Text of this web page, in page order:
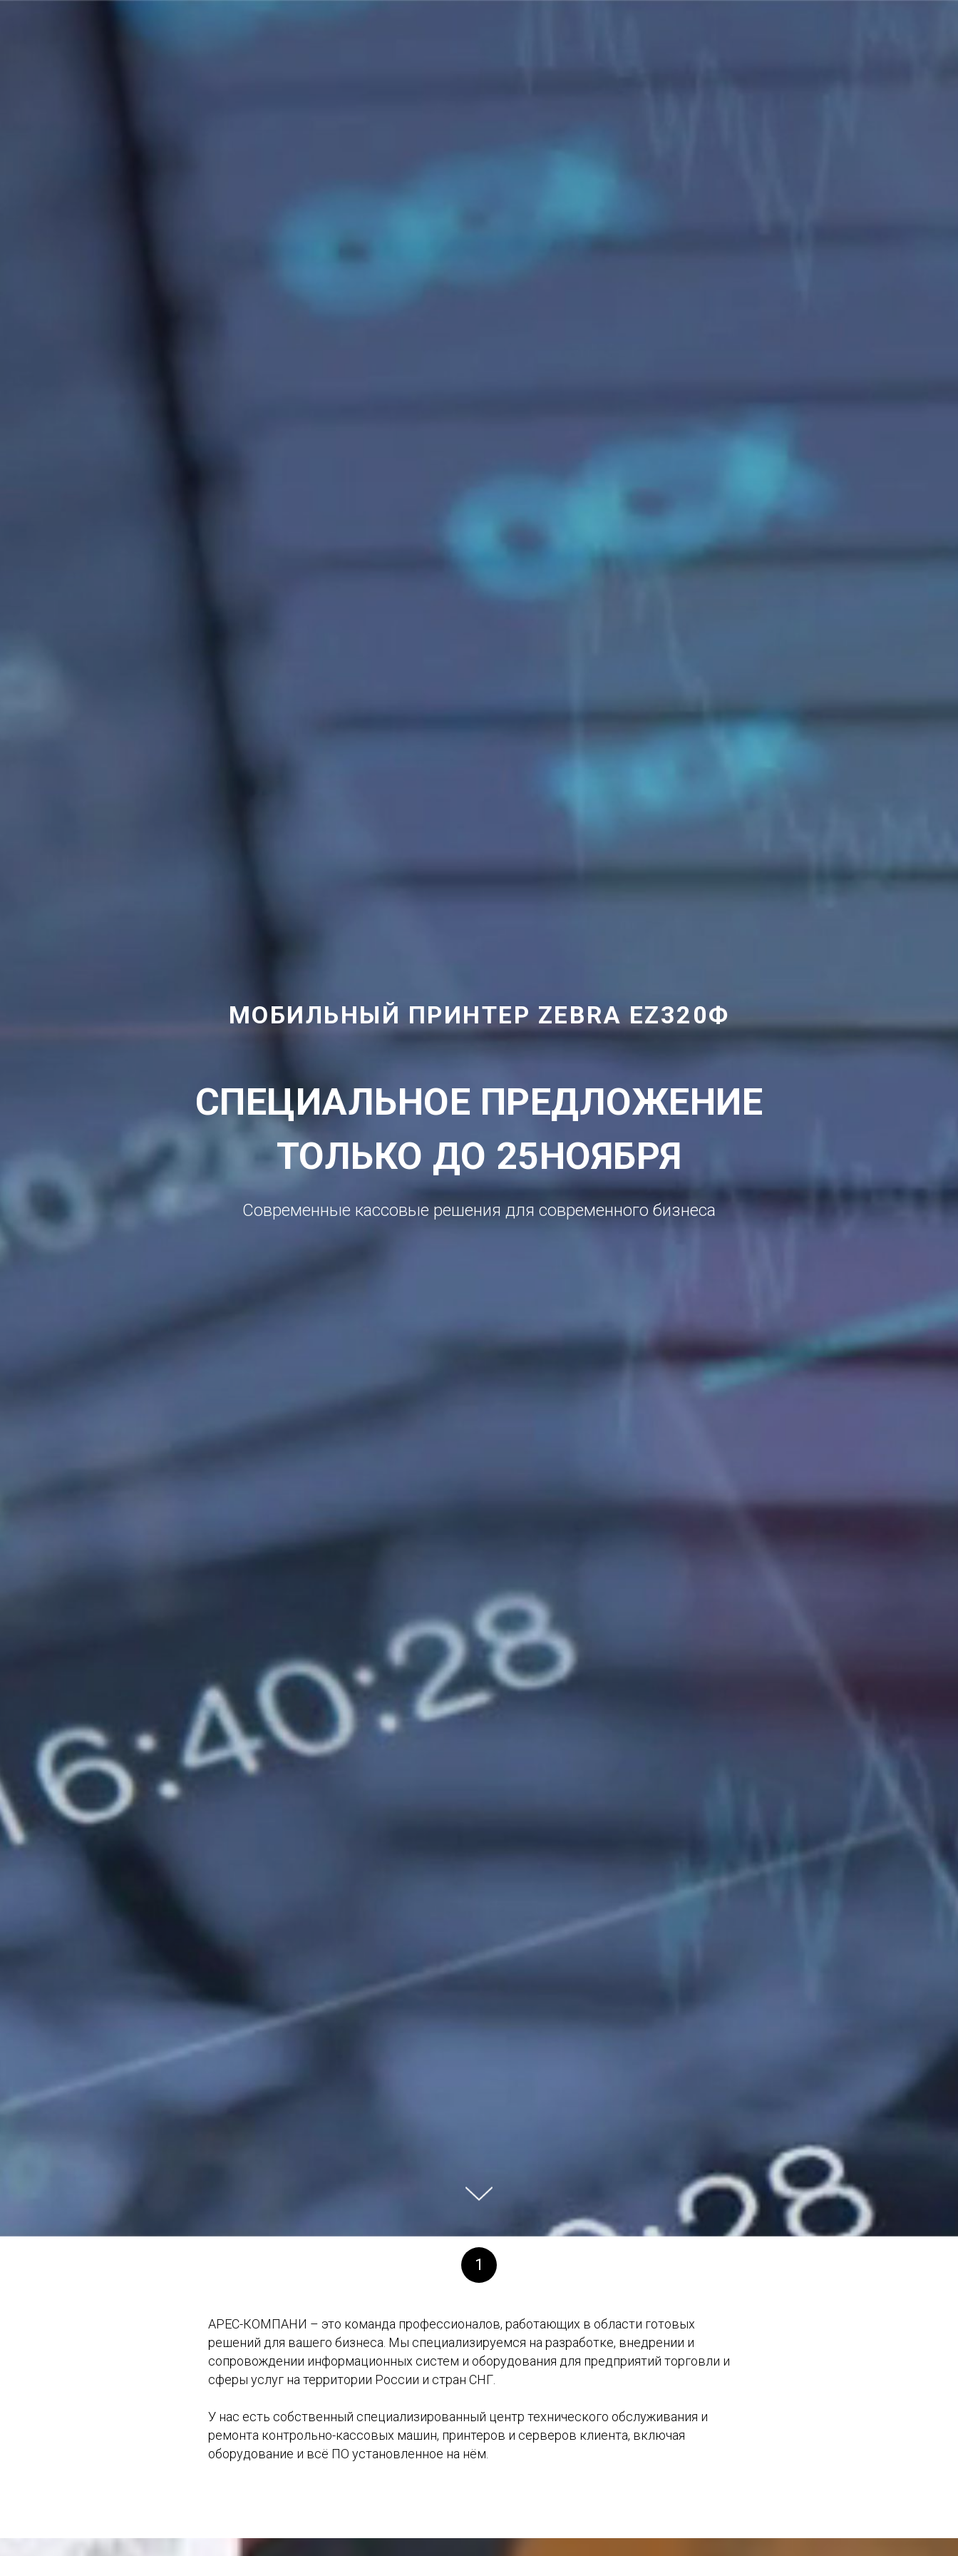
МОБИЛЬНЫЙ ПРИНТЕР ZEBRA EZ320Ф
СПЕЦИАЛЬНОЕ ПРЕДЛОЖЕНИЕ
ТОЛЬКО ДО 25НОЯБРЯ
Современные кассовые решения для современного бизнеса
1
АРЕС-КОМПАНИ – это команда профессионалов, работающих в области готовых
решений для вашего бизнеса. Мы специализируемся на разработке, внедрении и
сопровождении информационных систем и оборудования для предприятий торговли и
сферы услуг на территории России и стран СНГ.
У нас есть собственный специализированный центр технического обслуживания и
ремонта контрольно-кассовых машин, принтеров и серверов клиента, включая
оборудование и всё ПО установленное на нём.